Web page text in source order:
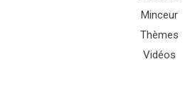
Minceur
Thèmes
Vidéos